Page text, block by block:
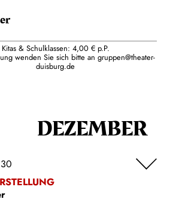
Kitas & Schulklassen: 4,00 € p.P.
wenden Sie sich bitte an gruppen@theater-
duisburg.de
DEZEMBER